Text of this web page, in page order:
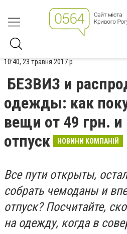
10:40, 23 травня 2017 р.
БЕЗВИЗ и
одежды: как
вещи от 49 грн. и
отпуск
НОВИНИ КОМПАНІЙ
Все пути открыты,
собрать чемоданы и
отпуск? Посчитайте,
на одежду, когда в